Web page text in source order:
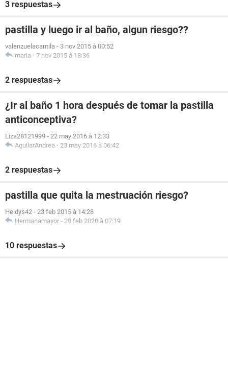
3 respuestas
pastilla y luego ir al baño, algun riesgo??
valenzuelacamila - 3 nov 2015 à 00:52
maria - 7 nov 2015 à 18:36
2 respuestas
¿Ir al baño 1 hora después de tomar la pastilla
anticonceptiva?
Liza28121999 - 22 may 2016 à 12:33
AguilarAndrea - 23 may 2016 à 06:42
2 respuestas
pastilla que quita la mestruación riesgo?
Heidys42 - 23 feb 2015 à 14:28
Hermanamayor - 28 feb 2020 à 07:19
10 respuestas